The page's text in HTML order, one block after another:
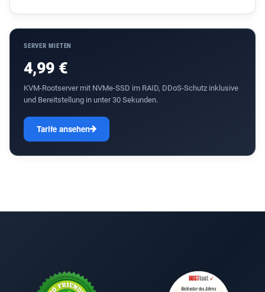
SERVER MIETEN
4,99 €
KVM-Rootserver mit NVMe-SSD im RAID, DDoS-Schutz inklusive
und Bereitstellung in unter 30 Sekunden.
Tarife ansehen